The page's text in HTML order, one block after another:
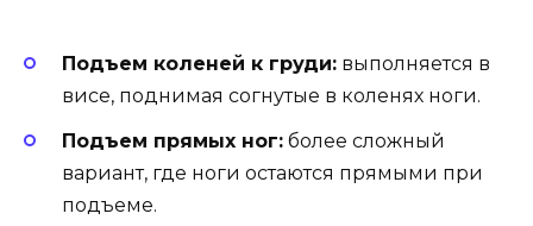
Подъем коленей к груди: выполняется в
висе, поднимая согнутые в коленях ноги.
Подъем прямых ног: более сложный
вариант, где ноги остаются прямыми при
подъеме.